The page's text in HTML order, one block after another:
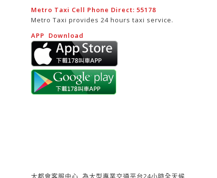
Metro Taxi Cell Phone Direct: 55178
Metro Taxi provides 24 hours taxi service.
APP Download